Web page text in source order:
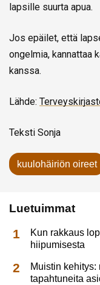
lapsille suurta apua.
Jos epäilet, että
ongelmia, kannattaa
kanssa.
Lähde:
Teksti Sonja
kuulohäiriön oireet
Luetuimmat
Kun rakkaus
hiipumisesta
Muistin
tapahtuneita